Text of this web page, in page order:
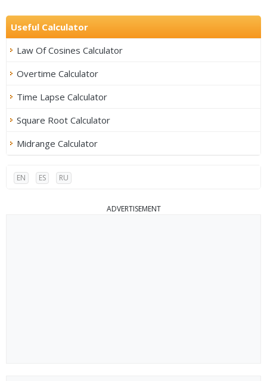
Useful Calculator
Law Of Cosines Calculator
Overtime Calculator
Time Lapse Calculator
Square Root Calculator
Midrange Calculator
EN ES RU
ADVERTISEMENT